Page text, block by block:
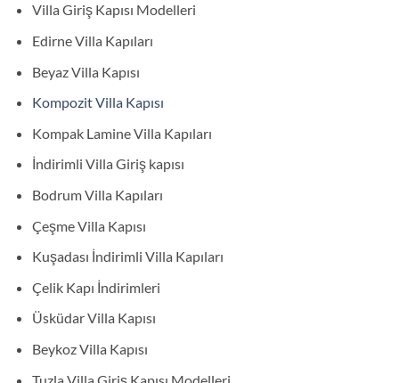
Villa Giriş Kapısı Modelleri
Edirne Villa Kapıları
Beyaz Villa Kapısı
Kompozit Villa Kapısı
Kompak Lamine Villa Kapıları
İndirimli Villa Giriş kapısı
Bodrum Villa Kapıları
Çeşme Villa Kapısı
Kuşadası İndirimli Villa Kapıları
Çelik Kapı İndirimleri
Üsküdar Villa Kapısı
Beykoz Villa Kapısı
Tuzla Villa Giriş Kapısı Modelleri